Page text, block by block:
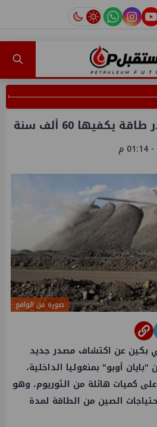
youtube
instagram
tiktok
60 ألف سنة
صورة من الواقع
بكين عن اكتشاف مصدر جديد
أوبو" بمنغوليا الداخلية،
كميات هائلة من الثوريوم، وهو
الصين من الطاقة لمدة